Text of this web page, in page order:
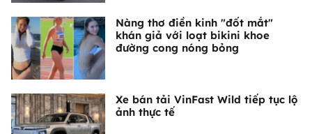
Nàng thơ điền kinh "đốt mắt"
khán giả với loạt bikini khoe
đường cong nóng bỏng
Xe bán tải VinFast Wild tiếp tục lộ
ảnh thực tế